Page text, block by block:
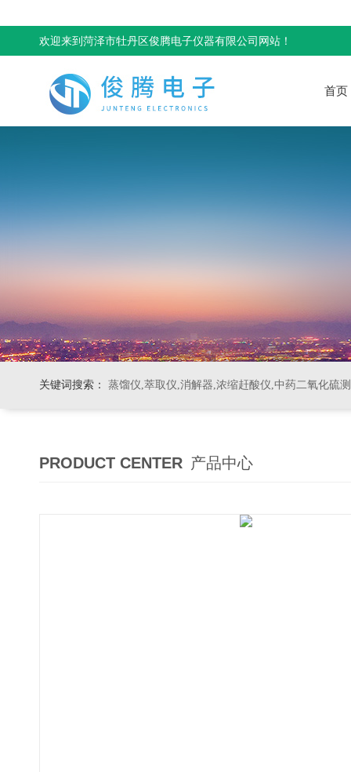
欢迎来到菏泽市牡丹区俊腾电子仪器有限公司网站！
首页
关键词搜索： 蒸馏仪,萃取仪,消解器,浓缩赶酸仪,中药二氧化硫
PRODUCT CENTER 产品中心